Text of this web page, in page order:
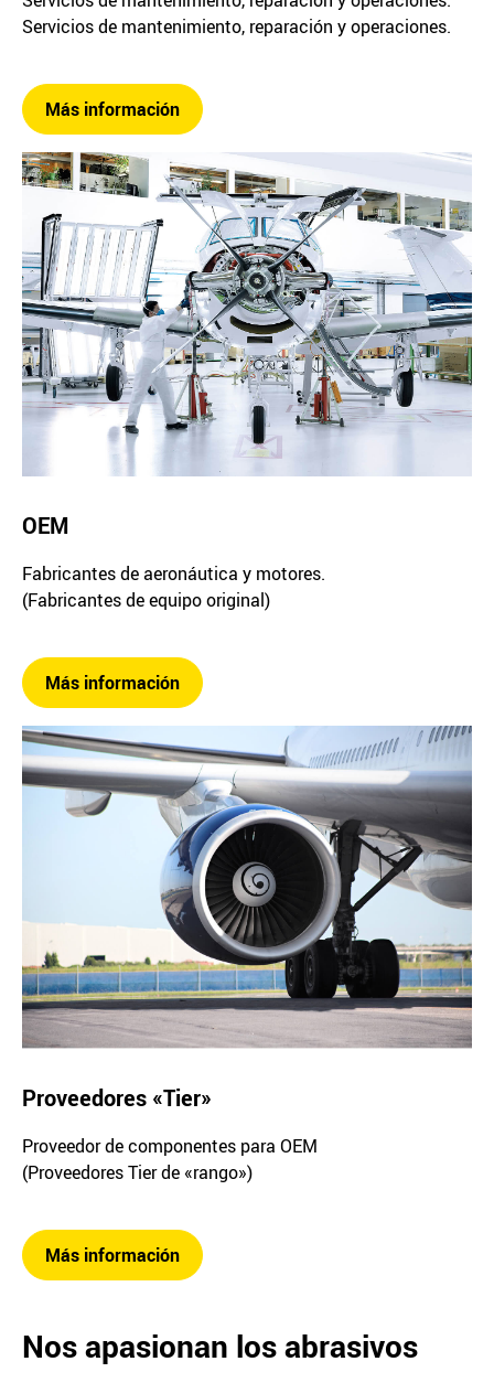
Servicios de mantenimiento, reparación y operaciones.
Más información
OEM
Fabricantes de aeronáutica y motores.
(Fabricantes de equipo original)
Más información
Proveedores «Tier»
Proveedor de componentes para OEM
(Proveedores Tier de «rango»)
Más información
Nos apasionan los abrasivos